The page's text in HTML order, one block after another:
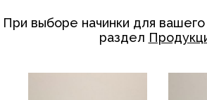
При выборе начинки для
раздел